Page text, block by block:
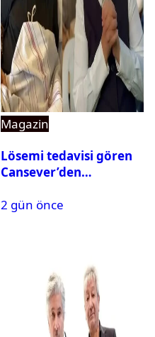
Magazin
Lösemi tedavisi gören
Cansever’den
2 gün önce